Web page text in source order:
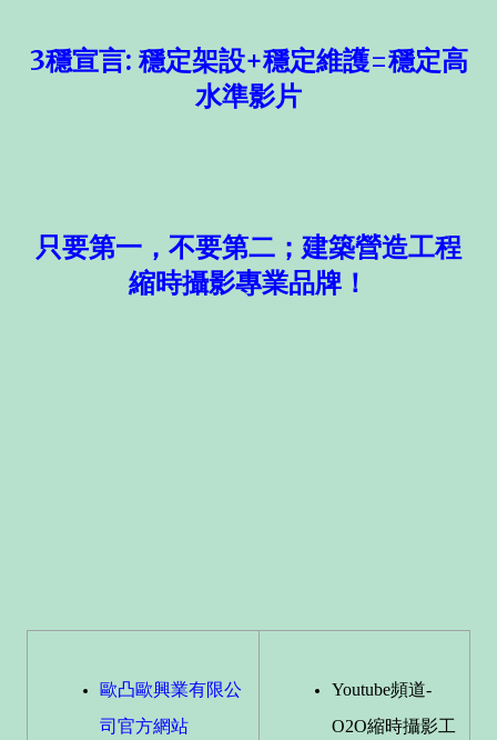
3穩宣言: 穩定架設+穩定維護=穩定高
水準影片
只要第一，不要第二；建築營造工程
縮時攝影專業品牌！
歐凸歐興業有限公
司官方網站
Youtube頻道-
O2O縮時攝影工